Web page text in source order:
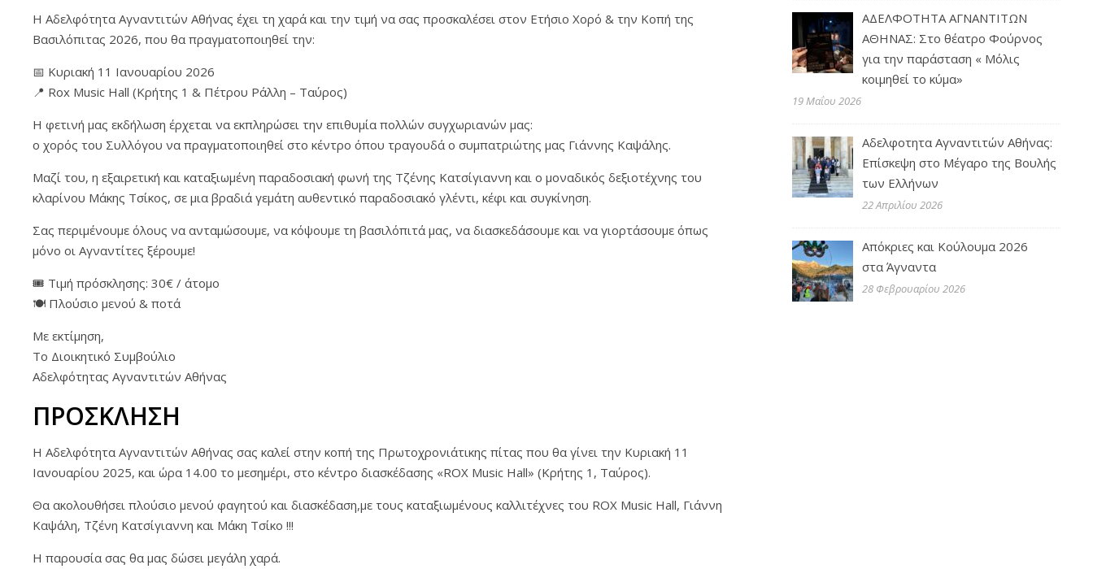
Η Αδελφότητα Αγναντιτών Αθήνας έχει τη χαρά και την τιμή να σας προσκαλέσει στον Ετήσιο Χορό & την Κοπή της
Βασιλόπιτας 2026, που θα πραγματοποιηθεί την:
📅 Κυριακή 11 Ιανουαρίου 2026
📍 Rox Music Hall (Κρήτης 1 & Πέτρου Ράλλη – Ταύρος)
Η φετινή μας εκδήλωση έρχεται να εκπληρώσει την επιθυμία πολλών συγχωριανών μας:
ο χορός του Συλλόγου να πραγματοποιηθεί στο κέντρο όπου τραγουδά ο συμπατριώτης μας Γιάννης Καψάλης.
Μαζί του, η εξαιρετική και καταξιωμένη παραδοσιακή φωνή της Τζένης Κατσίγιαννη και ο μοναδικός δεξιοτέχνης του
κλαρίνου Μάκης Τσίκος, σε μια βραδιά γεμάτη αυθεντικό παραδοσιακό γλέντι, κέφι και συγκίνηση.
Σας περιμένουμε όλους να ανταμώσουμε, να κόψουμε τη βασιλόπιτά μας, να διασκεδάσουμε και να γιορτάσουμε όπως
μόνο οι Αγναντίτες ξέρουμε!
🎟 Τιμή πρόσκλησης: 30€ / άτομο
🍽 Πλούσιο μενού & ποτά
Με εκτίμηση,
Το Διοικητικό Συμβούλιο
Αδελφότητας Αγναντιτών Αθήνας
ΠΡΟΣΚΛΗΣΗ
Η Αδελφότητα Αγναντιτών Αθήνας σας καλεί στην κοπή της Πρωτοχρονιάτικης πίτας που θα γίνει την Κυριακή 11
Ιανουαρίου 2025, και ώρα 14.00 το μεσημέρι, στο κέντρο διασκέδασης «ROX Music Hall» (Κρήτης 1, Ταύρος).
Θα ακολουθήσει πλούσιο μενού φαγητού και διασκέδαση,με τους καταξιωμένους καλλιτέχνες του ROX Music Hall, Γιάννη
Καψάλη, Τζένη Κατσίγιαννη και Μάκη Τσίκο !!!
Η παρουσία σας θα μας δώσει μεγάλη χαρά.
ΑΔΕΛΦΟΤΗΤΑ ΑΓΝΑΝΤΙΤΩΝ
ΑΘΗΝΑΣ: Στο θέατρο Φούρνος
για την παράσταση « Μόλις
κοιμηθεί το κύμα»
19 Μαΐου 2026
Αδελφοτητα Αγναντιτών Αθήνας:
Επίσκεψη στο Μέγαρο της Βουλής
των Ελλήνων
22 Απριλίου 2026
Απόκριες και Κούλουμα 2026
στα Άγναντα
28 Φεβρουαρίου 2026